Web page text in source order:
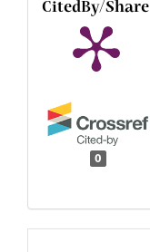
CitedBy/Share
0